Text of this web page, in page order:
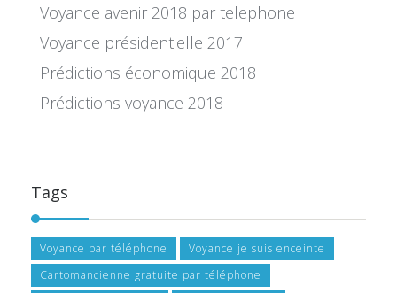
Voyance avenir 2018 par telephone
Voyance présidentielle 2017
Prédictions économique 2018
Prédictions voyance 2018
Tags
Voyance par téléphone
Voyance je suis enceinte
Cartomancienne gratuite par téléphone